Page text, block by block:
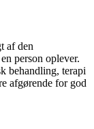
af den
person oplever.
behandling, terapi
afgørende for god